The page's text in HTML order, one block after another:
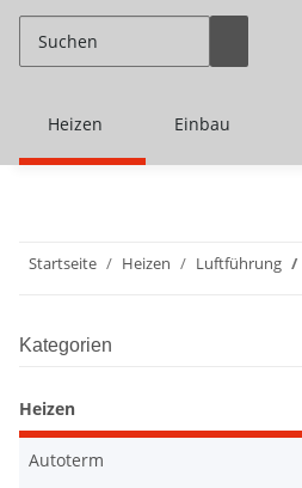
Heizen Einbau
Startseite Heizen Luftführung
Kategorien
Heizen
Autoterm